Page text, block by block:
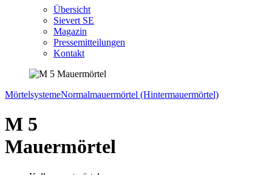
Übersicht
Sievert SE
Magazin
Pressemitteilungen
Kontakt
MörtelsystemeNormalmauermörtel (Hintermauermörtel)
M 5
Mauermörtel